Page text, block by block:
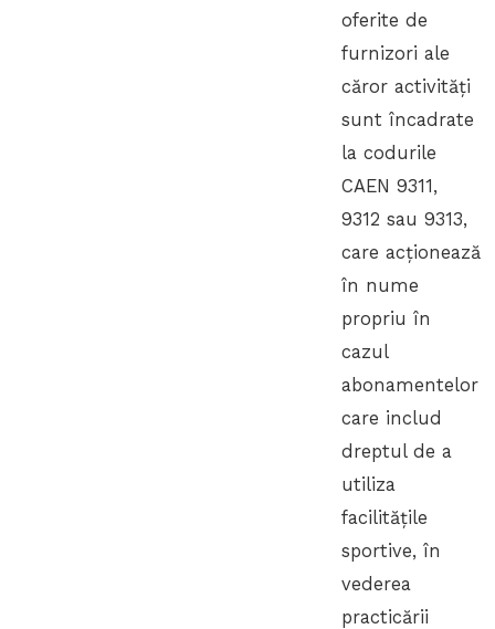
oferite de
furnizori ale
căror activități
sunt încadrate
la codurile
CAEN 9311,
9312 sau 9313,
care acționează
în nume
propriu în
cazul
abonamentelor
care includ
dreptul de a
utiliza
facilitățile
sportive, în
vederea
practicării